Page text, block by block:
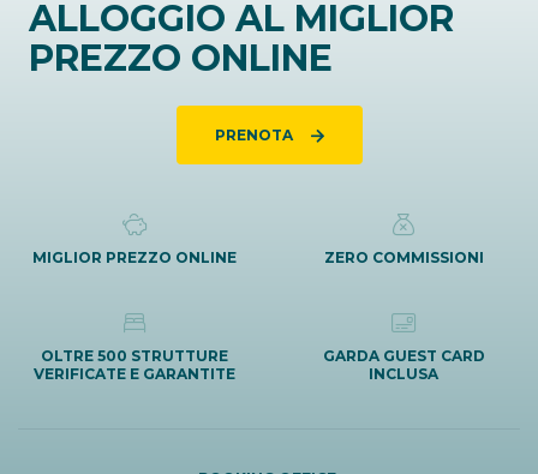
ALLOGGIO AL MIGLIOR
PREZZO ONLINE
PRENOTA
MIGLIOR PREZZO ONLINE ZERO COMMISSIONI
OLTRE 500 STRUTTURE
VERIFICATE E GARANTITE
GARDA GUEST CARD
INCLUSA